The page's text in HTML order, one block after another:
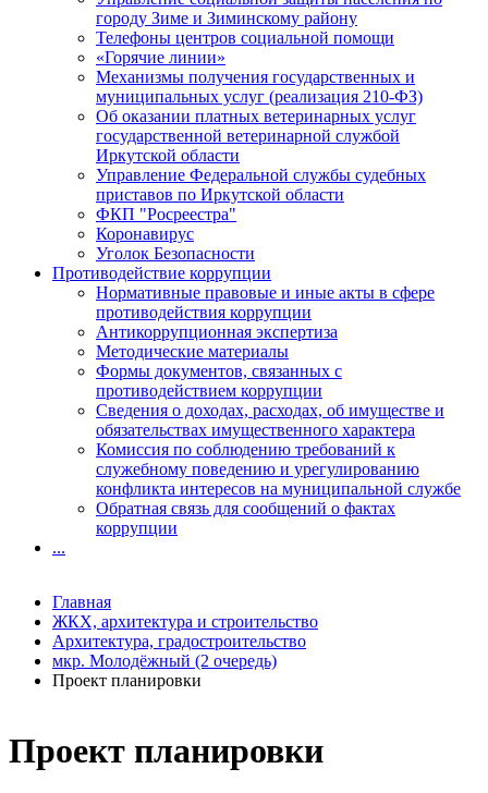
Проект планировки
городу Зиме и Зиминскому району
Телефоны центров социальной помощи
«Горячие линии»
Механизмы получения государственных и
муниципальных услуг (реализация 210-ФЗ)
Об оказании платных ветеринарных услуг
государственной ветеринарной службой
Иркутской области
Управление Федеральной службы судебных
приставов по Иркутской области
ФКП "Росреестра"
Коронавирус
Уголок Безопасности
Противодействие коррупции
Нормативные правовые и иные акты в сфере
противодействия коррупции
Антикоррупционная экспертиза
Методические материалы
Формы документов, связанных с
противодействием коррупции
Сведения о доходах, расходах, об имуществе и
обязательствах имущественного характера
Комиссия по соблюдению требований к
служебному поведению и урегулированию
конфликта интересов на муниципальной службе
Обратная связь для сообщений о фактах
коррупции
...
Главная
ЖКХ, архитектура и строительство
Архитектура, градостроительство
мкр. Молодёжный (2 очередь)
Проект планировки